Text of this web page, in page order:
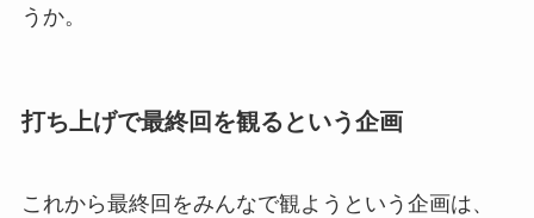
うか。
打ち上げで最終回を観るという企画
これから最終回をみんなで観ようという企画は、